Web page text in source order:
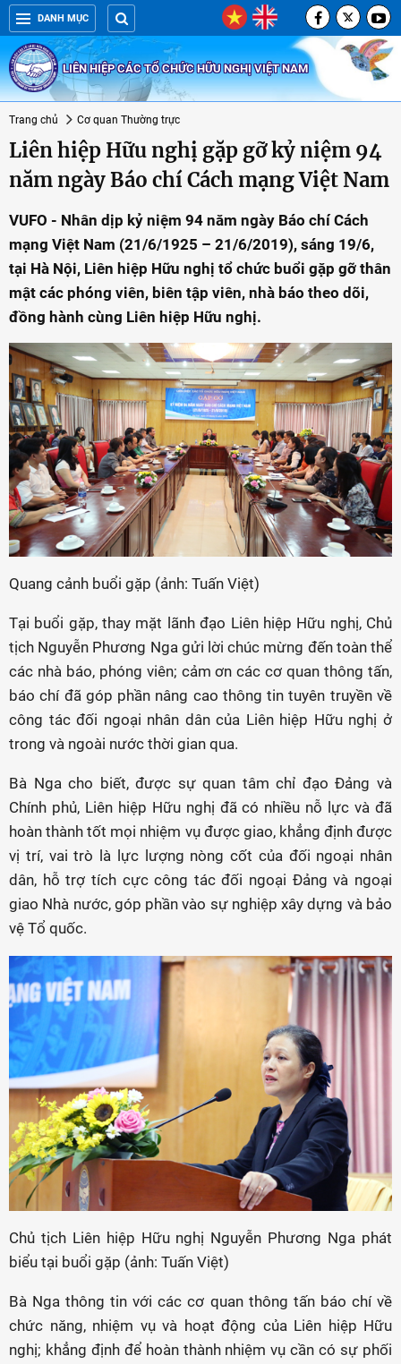
DANH MỤC
LIÊN HIỆP CÁC TỔ CHỨC HỮU NGHỊ VIỆT NAM
Trang chủ Cơ quan Thường trực
Liên hiệp Hữu nghị gặp gỡ kỷ niệm 94
năm ngày Báo chí Cách mạng Việt Nam
VUFO - Nhân dịp kỷ niệm 94 năm ngày Báo chí Cách
mạng Việt Nam (21/6/1925 – 21/6/2019), sáng 19/6,
tại Hà Nội, Liên hiệp Hữu nghị tổ chức buổi gặp gỡ thân
mật các phóng viên, biên tập viên, nhà báo theo dõi,
đồng hành cùng Liên hiệp Hữu nghị.
Quang cảnh buổi gặp (ảnh: Tuấn Việt)
Tại buổi gặp, thay mặt lãnh đạo Liên hiệp Hữu nghị, Chủ
tịch Nguyễn Phương Nga gửi lời chúc mừng đến toàn thể
các nhà báo, phóng viên; cảm ơn các cơ quan thông tấn,
báo chí đã góp phần nâng cao thông tin tuyên truyền về
công tác đối ngoại nhân dân của Liên hiệp Hữu nghị ở
trong và ngoài nước thời gian qua.
Bà Nga cho biết, được sự quan tâm chỉ đạo Đảng và
Chính phủ, Liên hiệp Hữu nghị đã có nhiều nỗ lực và đã
hoàn thành tốt mọi nhiệm vụ được giao, khẳng định được
vị trí, vai trò là lực lượng nòng cốt của đối ngoại nhân
dân, hỗ trợ tích cực công tác đối ngoại Đảng và ngoại
giao Nhà nước, góp phần vào sự nghiệp xây dựng và bảo
vệ Tổ quốc.
Chủ tịch Liên hiệp Hữu nghị Nguyễn Phương Nga phát
biểu tại buổi gặp (ảnh: Tuấn Việt)
Bà Nga thông tin với các cơ quan thông tấn báo chí về
chức năng, nhiệm vụ và hoạt động của Liên hiệp Hữu
nghị; khẳng định để hoàn thành nhiệm vụ cần có sự phối